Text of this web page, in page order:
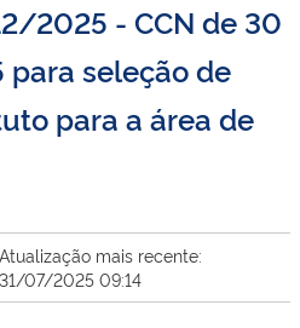
2025 - CCN de 30
seleção de
para a área de
Atualização mais recente:
31/07/2025 09:14